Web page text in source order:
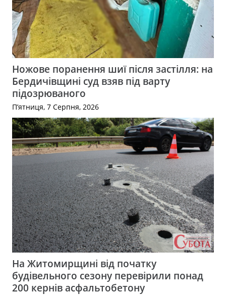
Ножове поранення шиї після застілля: на
Бердичівщині суд взяв під варту
підозрюваного
П’ятниця, 7 Серпня, 2026
На Житомирщині від початку
будівельного сезону перевірили понад
200 кернів асфальтобетону